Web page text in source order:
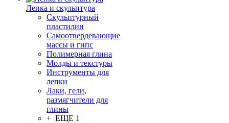
Лепка и скульптура
Скульптурный
пластилин
Самоотвердевающие
массы и гипс
Полимерная глина
Молды и текстуры
Инструменты для
лепки
Лаки, гели,
размягчители для
глины
+ ЕЩЕ 1